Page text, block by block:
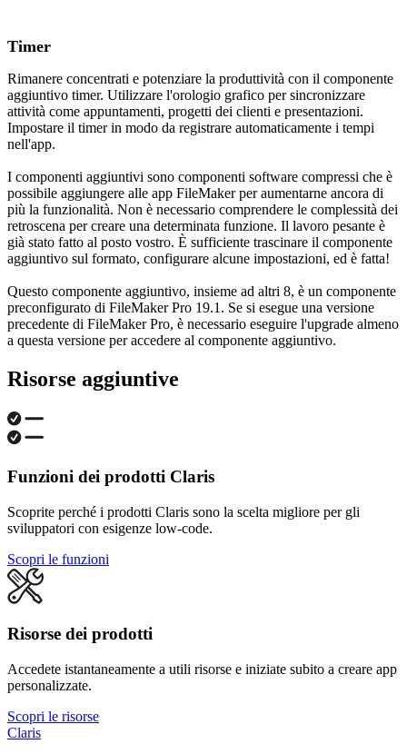
Timer
Rimanere concentrati e potenziare la produttività con il componente
aggiuntivo timer. Utilizzare l'orologio grafico per sincronizzare
attività come appuntamenti, progetti dei clienti e presentazioni.
Impostare il timer in modo da registrare automaticamente i tempi
nell'app.
I componenti aggiuntivi sono componenti software compressi che è
possibile aggiungere alle app FileMaker per aumentarne ancora di
più la funzionalità. Non è necessario comprendere le complessità dei
retroscena per creare una determinata funzione. Il lavoro pesante è
già stato fatto al posto vostro. È sufficiente trascinare il componente
aggiuntivo sul formato, configurare alcune impostazioni, ed è fatta!
Questo componente aggiuntivo, insieme ad altri 8, è un componente
preconfigurato di FileMaker Pro 19.1. Se si esegue una versione
precedente di FileMaker Pro, è necessario eseguire l'upgrade almeno
a questa versione per accedere al componente aggiuntivo.
Risorse aggiuntive
Funzioni dei prodotti Claris
Scoprite perché i prodotti Claris sono la scelta migliore per gli
sviluppatori con esigenze low-code.
Scopri le funzioni
Risorse dei prodotti
Accedete istantaneamente a utili risorse e iniziate subito a creare app
personalizzate.
Scopri le risorse
Claris